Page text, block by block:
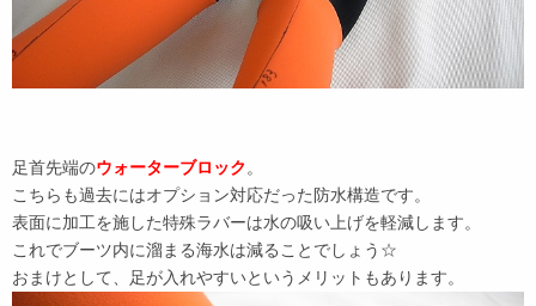
足首先端のウォーターブロック。
こちらも過去にはオプション対応だった防水構造です。
表面に加工を施した特殊ラバーは水の吸い上げを軽減します。
これでブーツ内に溜まる海水は減ることでしょう☆
おまけとして、足が入れやすいというメリットもあります。